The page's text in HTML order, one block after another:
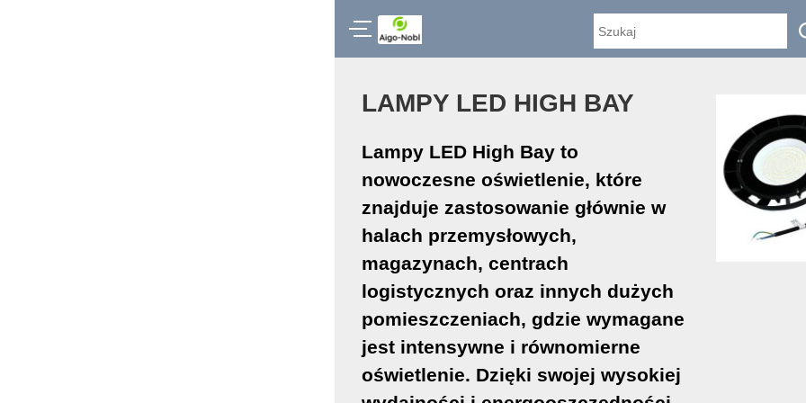
LAMPY LED HIGH BAY
Lampy LED High Bay to
nowoczesne oświetlenie, które
znajduje zastosowanie głównie w
halach przemysłowych,
magazynach, centrach
logistycznych oraz innych dużych
pomieszczeniach, gdzie wymagane
jest intensywne i równomierne
oświetlenie. Dzięki swojej wysokiej